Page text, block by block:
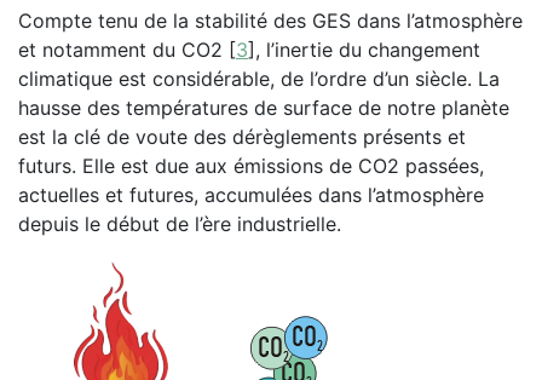
Compte tenu de la stabilité des GES dans l’atmosphère
et notamment du CO2 [3] , l’inertie du changement
climatique est considérable, de l’ordre d’un siècle. La
hausse des températures de surface de notre planète
est la clé de voute des dérèglements présents et
futurs. Elle est due aux émissions de CO2 passées,
actuelles et futures, accumulées dans l’atmosphère
depuis le début de l’ère industrielle.